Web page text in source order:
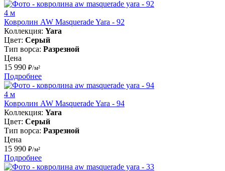
4 м
Ковролин AW Masquerade Yara - 92
Коллекция: Yara
Цвет: Серый
Тип ворса: Разрезной
Цена
15 990 ₽/м²
Подробнее
4 м
Ковролин AW Masquerade Yara - 94
Коллекция: Yara
Цвет: Серый
Тип ворса: Разрезной
Цена
15 990 ₽/м²
Подробнее